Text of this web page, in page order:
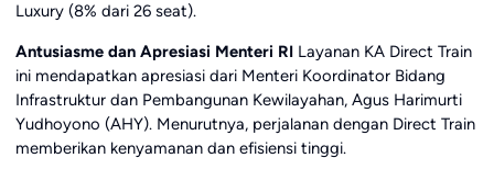
Luxury (8% dari 26 seat).
Antusiasme dan Apresiasi Menteri RILayanan KA Direct Train
ini mendapatkan apresiasi dari Menteri Koordinator Bidang
Infrastruktur dan Pembangunan Kewilayahan, Agus Harimurti
Yudhoyono (AHY). Menurutnya, perjalanan dengan Direct Train
memberikan kenyamanan dan efisiensi tinggi.